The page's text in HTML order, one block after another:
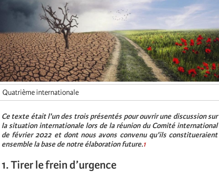
Quatrième internationale
Ce texte était l'un des trois présentés pour ouvrir une discussion sur
la situation internationale lors de la réunion du Comité international
de février 2022 et dont nous avons convenu qu'ils constitueraient
ensemble la base de notre élaboration future.1
1. Tirer le frein d’urgence